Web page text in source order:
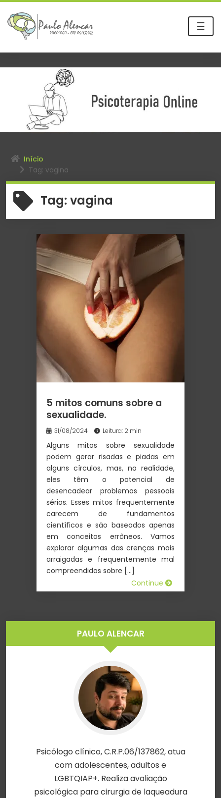
☰
Início
Tag: vagina
Tag: vagina
5 mitos comuns sobre a
sexualidade.
31/08/2024 Leitura: 2 min
Alguns mitos sobre sexualidade
podem gerar risadas e piadas em
alguns círculos, mas, na realidade,
eles têm o potencial de
desencadear problemas pessoais
sérios. Esses mitos frequentemente
carecem de fundamentos
científicos e são baseados apenas
em conceitos errôneos. Vamos
explorar algumas das crenças mais
arraigadas e frequentemente mal
compreendidas sobre […]
Continue
PAULO ALENCAR
Psicólogo clínico, C.R.P.06/137862, atua
com adolescentes, adultos e
LGBTQIAP+. Realiza avaliação
psicológica para cirurgia de laqueadura